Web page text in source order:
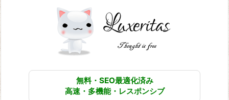
無料・SEO最適化済み
高速・多機能・レスポンシブ